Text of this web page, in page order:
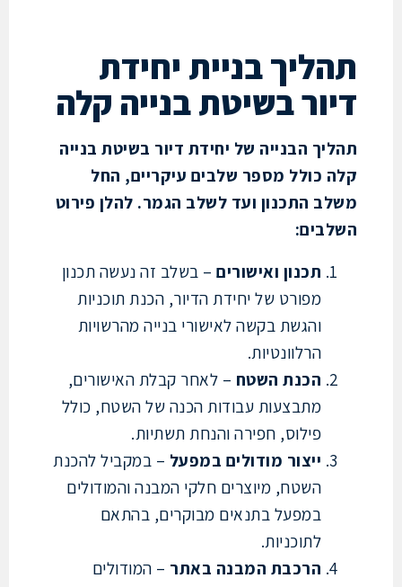
בניית יחידת
בשיטת בנייה קלה
הבנייה של יחידת דיור בשיטת בנייה
כולל מספר שלבים עיקריים, החל
התכנון ועד לשלב הגמר. להלן פירוט
תכנון ואישורים – בשלב זה נעשה תכנון
מפורט של יחידת הדיור, הכנת תוכניות
והגשת בקשה לאישורי בנייה מהרשויות
הרלוונטיות.
הכנת השטח– לאחר קבלת האישורים,
מתבצעות עבודות הכנה של השטח, כולל
פילוס, חפירה והנחת תשתיות.
ייצור מודולים במפעל– במקביל להכנת
השטח, מיוצרים חלקי המבנה והמודולים
במפעל בתנאים מבוקרים, בהתאם
הרכבת המבנה באתר– המודולים